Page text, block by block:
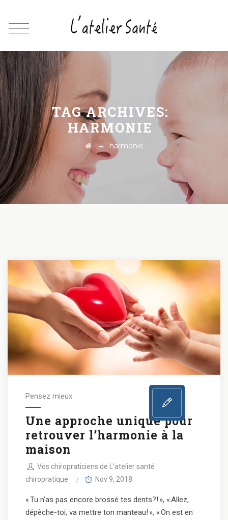
TAG ARCHIVES:
HARMONIE
→ harmonie
Pensez mieux
Une approche unique pour
retrouver l’harmonie à la
maison
Vos chiropraticiens de L'atelier santé
chiropratique
Nov 9, 2018
« Tu n’as pas encore brossé tes dents?! », « Allez,
dépêche-toi, va mettre ton manteau! », « On est en